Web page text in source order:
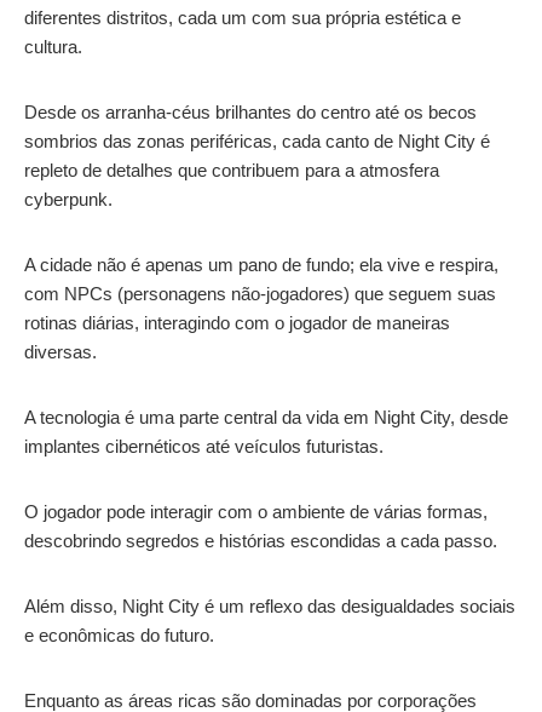
diferentes distritos, cada um com sua própria estética e
cultura.
Desde os arranha-céus brilhantes do centro até os becos
sombrios das zonas periféricas, cada canto de Night City é
repleto de detalhes que contribuem para a atmosfera
cyberpunk.
A cidade não é apenas um pano de fundo; ela vive e respira,
com NPCs (personagens não-jogadores) que seguem suas
rotinas diárias, interagindo com o jogador de maneiras
diversas.
A tecnologia é uma parte central da vida em Night City, desde
implantes cibernéticos até veículos futuristas.
O jogador pode interagir com o ambiente de várias formas,
descobrindo segredos e histórias escondidas a cada passo.
Além disso, Night City é um reflexo das desigualdades sociais
e econômicas do futuro.
Enquanto as áreas ricas são dominadas por corporações